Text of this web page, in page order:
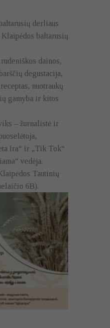
derliaus
baltarusių
dainos,
degustacija,
nuotraukų
gamyba ir kitos
– žurnalistė ir
Ira“ ir „Tik Tok“
vedėja.
Tautinių
6B).